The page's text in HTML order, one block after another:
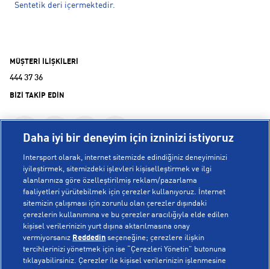
Sentetik deri içermektedir.
MÜŞTERİ İLİŞKİLERİ
444 37 36
BİZİ TAKİP EDİN
KURUMSAL
Hakkımızda
Mağazalarımız
Bilgi Toplumu Hizmetleri
YARDIM
Sipariş Takibi
Daha iyi bir deneyim için izninizi istiyoruz
Intersport olarak, internet sitemizde edindiğiniz deneyiminizi
iyileştirmek, sitemizdeki işlevleri kişiselleştirmek ve ilgi
alanlarınıza göre özelleştirilmiş reklam/pazarlama
faaliyetleri yürütebilmek için çerezler kullanıyoruz. İnternet
sitemizin çalışması için zorunlu olan çerezler dışındaki
çerezlerin kullanımına ve bu çerezler aracılığıyla elde edilen
kişisel verilerinizin yurt dışına aktarılmasına onay
vermiyorsanız Reddedin seçeneğine; çerezlere ilişkin
tercihlerinizi yönetmek için ise “Çerezleri Yönetin” butonuna
tıklayabilirsiniz. Çerezler ile kişisel verilerinizin işlenmesine